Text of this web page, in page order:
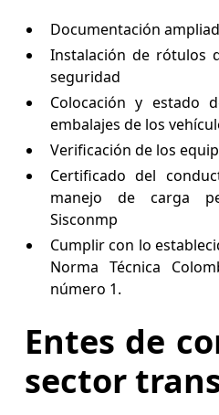
Documentación
Instalación de rótulos
seguridad
Colocación y estado
embalajes de los
Verificación de los
Certificado del
manejo de carga
Sisconmp
Cumplir con lo
Norma Técnica
número 1.
Entes de
sector